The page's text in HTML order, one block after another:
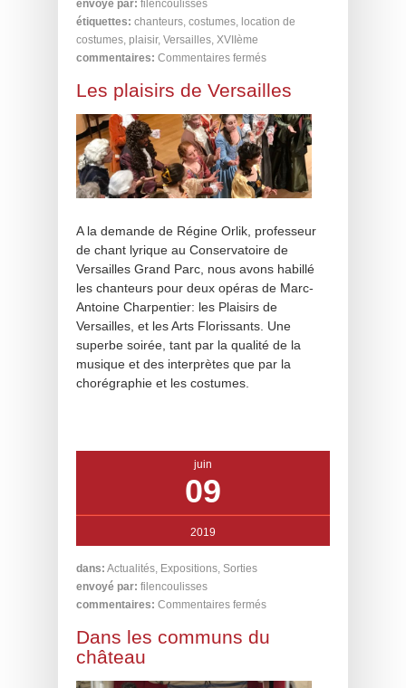
envoyé par: filencoulisses
étiquettes: chanteurs costumes location de
costumes plaisir, Versailles XVIIème
commentaires: Commentaires fermés
Les plaisirs de Versailles
A la demande de Régine Orlik, professeur
de chant lyrique au Conservatoire de
Versailles Grand Parc, nous avons habillé
les chanteurs pour deux opéras de Marc-
Antoine Charpentier: les Plaisirs de
Versailles, et les Arts Florissants. Une
superbe soirée, tant par la qualité de la
musique et des interprètes que par la
chorégraphie et les costumes.
juin
09
2019
dans: Actualités Expositions Sorties
envoyé par: filencoulisses
commentaires: Commentaires fermés
Dans les communs du
château